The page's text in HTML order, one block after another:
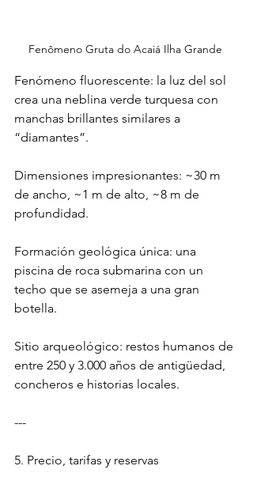
Fenômeno Gruta do Acaiá Ilha Grande
Fenómeno fluorescente: la luz del sol
crea una neblina verde turquesa con
manchas brillantes similares a
“diamantes”.
Dimensiones impresionantes: ~30 m
de ancho, ~1 m de alto, ~8 m de
profundidad.
Formación geológica única: una
piscina de roca submarina con un
techo que se asemeja a una gran
botella.
Sitio arqueológico: restos humanos de
entre 250 y 3.000 años de antigüedad,
concheros e historias locales.
---
5. Precio, tarifas y reservas